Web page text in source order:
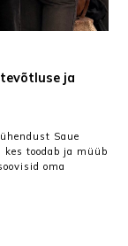
ja
Saue
toodab ja müüb
oma